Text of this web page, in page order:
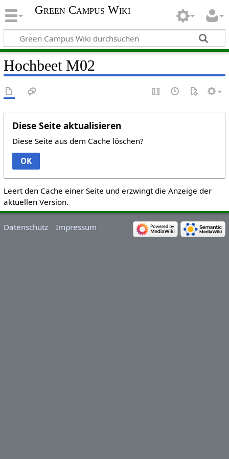
Green Campus Wiki
Hochbeet M02
Diese Seite aktualisieren
Diese Seite aus dem Cache löschen?
OK
Leert den Cache einer Seite und erzwingt die Anzeige der
aktuellen Version.
Datenschutz Impressum